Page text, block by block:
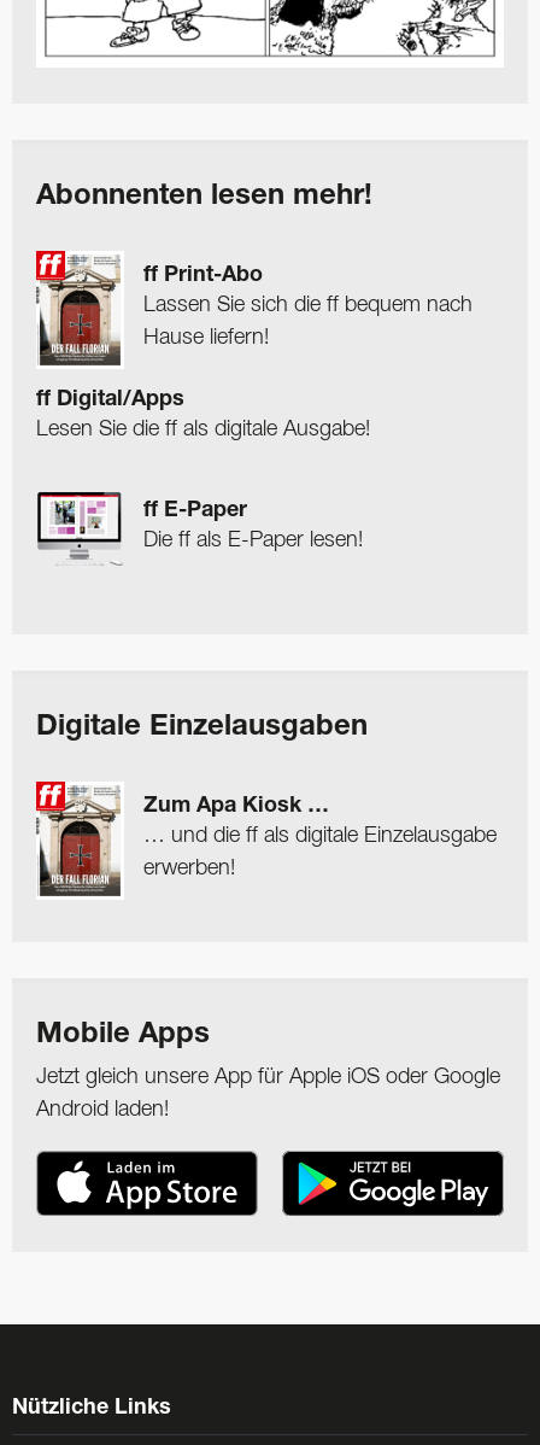
Abonnenten lesen mehr!
ff Print-Abo
Lassen Sie sich die ff bequem nach
Hause liefern!
ff Digital/Apps
Lesen Sie die ff als digitale Ausgabe!
ff E-Paper
Die ff als E-Paper lesen!
Digitale Einzelausgaben
Zum Apa Kiosk …
… und die ff als digitale Einzelausgabe
erwerben!
Mobile Apps
Jetzt gleich unsere App für Apple iOS oder Google
Android laden!
Nützliche Links